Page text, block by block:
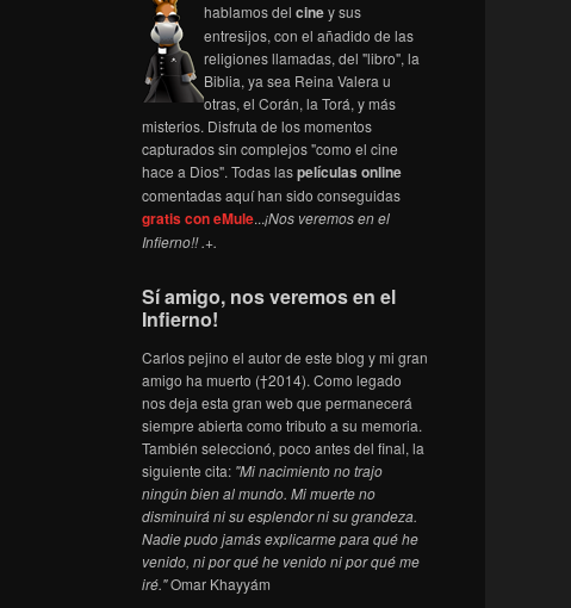
hablamos del ciney sus
entresijos, con el añadido de las
religiones llamadas, del "libro", la
Biblia, ya sea Reina Valera u
otras, el Corán, la Torá, y más
misterios. Disfruta de los momentos
capturados sin complejos "como el cine
hace a Dios". Todas laspelículas online
comentadas aquí han sido conseguidas
gratis con eMule...¡Nos veremos en el
Infierno!! .+.
Sí amigo, nos veremos en el
Infierno!
Carlos pejino el autor de este blog y mi gran
amigo ha muerto (†2014). Como legado
nos deja esta gran web que permanecerá
siempre abierta como tributo a su memoria.
También seleccionó, poco antes del final, la
siguiente cita: "Mi nacimiento no trajo
ningún bien al mundo. Mi muerte no
disminuirá ni su esplendor ni su grandeza.
Nadie pudo jamás explicarme para qué he
venido, ni por qué he venido ni por qué me
iré."Omar Khayyám